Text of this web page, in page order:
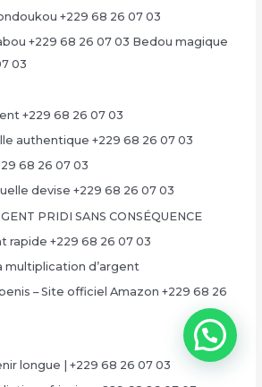
+229 68 26 07 03
+229 68 26 07 03 Bedou magique
03
+229 68 26 07 03
authentique +229 68 26 07 03
68 26 07 03
devise +229 68 26 07 03
PRIDI SANS CONSÉQUENCE
rapide +229 68 26 07 03
multiplication d’argent
– Site officiel Amazon +229 68 26
longue | +229 68 26 07 03